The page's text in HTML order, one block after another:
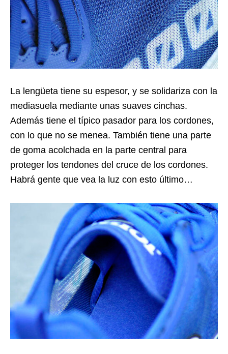
La lengüeta tiene su espesor, y se solidariza con la
mediasuela mediante unas suaves cinchas.
Además tiene el típico pasador para los cordones,
con lo que no se menea. También tiene una parte
de goma acolchada en la parte central para
proteger los tendones del cruce de los cordones.
Habrá gente que vea la luz con esto último…